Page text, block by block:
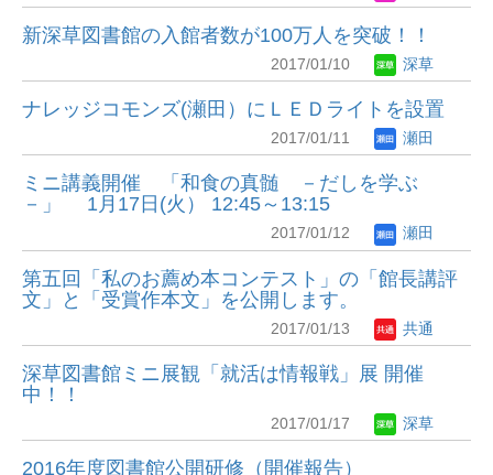
新深草図書館の入館者数が100万人を突破！！
2017/01/10 深草
ナレッジコモンズ(瀬田）にＬＥＤライトを設置
2017/01/11 瀬田
ミニ講義開催 「和食の真髄 －だしを学ぶ
－」 1月17日(火） 12:45～13:15
2017/01/12 瀬田
第五回「私のお薦め本コンテスト」の「館長講評
文」と「受賞作本文」を公開します。
2017/01/13 共通
深草図書館ミニ展観「就活は情報戦」展 開催
中！！
2017/01/17 深草
2016年度図書館公開研修（開催報告）